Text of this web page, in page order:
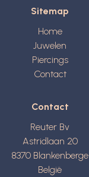
Sitemap
Home
Juwelen
Piercings
Contact
Contact
Reuter Bv
Astridlaan 20
8370 Blankenberge
België